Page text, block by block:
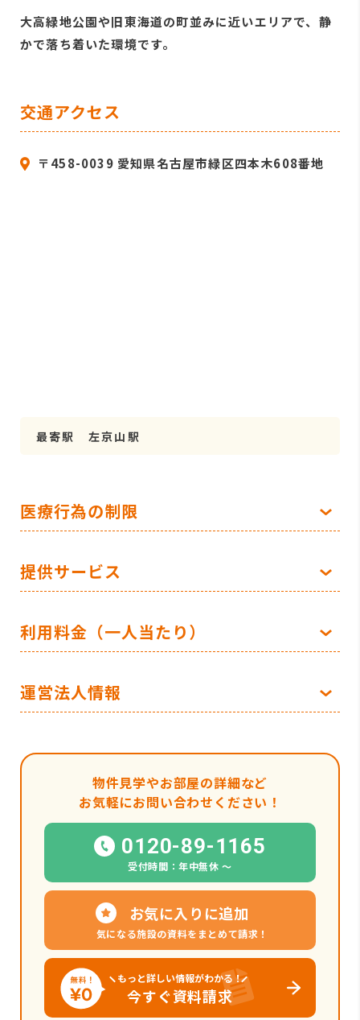
大高緑地公園や旧東海道の町並みに近いエリアで、静
かで落ち着いた環境です。
交通アクセス
〒458-0039 愛知県名古屋市緑区四本木608番地
最寄駅 左京山駅
医療行為の制限
提供サービス
利用料金（一人当たり）
運営法人情報
物件見学やお部屋の詳細など
お気軽にお問い合わせください！
0120-89-1165
受付時間：年中無休 〜
お気に入りに追加
気になる施設の資料をまとめて請求！
もっと詳しい情報がわかる！
今すぐ資料請求